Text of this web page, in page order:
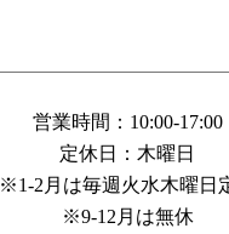
営業時間：10:00-17:00
定休日：木曜日
※1-2月は毎週火水木曜日
※9-12月は無休